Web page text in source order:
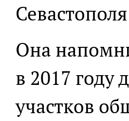
Она
в 2017 году
участков